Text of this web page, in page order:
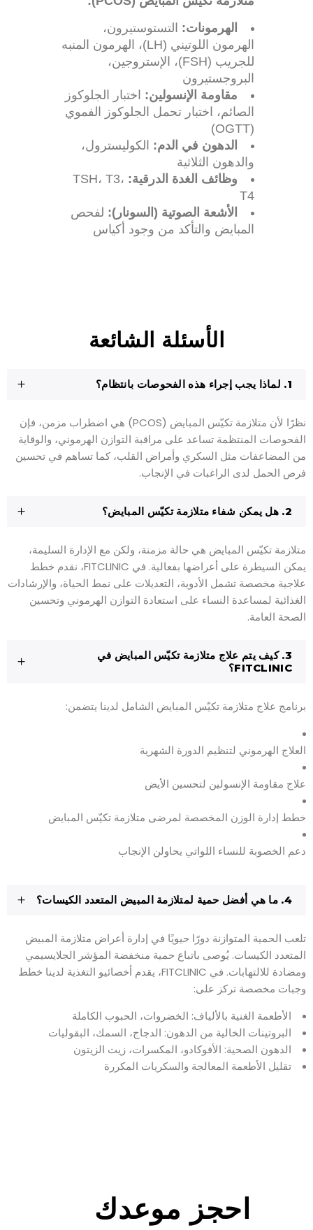
الهرمونات: التستوستيرون،
الهرمون اللوتيني (LH)، الهرمون المنبه
للجريب (FSH)، الإستروجين،
البروجستيرون
مقاومة الإنسولين: اختبار الجلوكوز
الصائم، اختبار تحمل الجلوكوز الفموي
(OGTT)
الدهون في الدم: الكوليسترول،
والدهون الثلاثية
وظائف الغدة الدرقية: TSH، T3،
T4
الأشعة الصوتية (السونار): لفحص
المبايض والتأكد من وجود أكياس
الأسئلة الشائعة
1. لماذا يجب إجراء هذه الفحوصات بانتظام؟
نظرًا لأن متلازمة تكيّس المبايض (PCOS) هي اضطراب مزمن، فإن
الفحوصات المنتظمة تساعد على مراقبة التوازن الهرموني، والوقاية
من المضاعفات مثل السكري وأمراض القلب، كما تساهم في تحسين
فرص الحمل لدى الراغبات في الإنجاب.
2. هل يمكن شفاء متلازمة تكيّس المبايض؟
متلازمة تكيّس المبايض هي حالة مزمنة، ولكن مع الإدارة السليمة،
يمكن السيطرة على أعراضها بفعالية. في FITCLINIC، نقدم خطط
علاجية مخصصة تشمل الأدوية، التعديلات على نمط الحياة، والإرشادات
الغذائية لمساعدة النساء على استعادة التوازن الهرموني وتحسين
الصحة العامة.
3. كيف يتم علاج متلازمة تكيّس المبايض في
FITCLINIC؟
برنامج علاج متلازمة تكيّس المبايض الشامل لدينا يتضمن:
العلاج الهرموني لتنظيم الدورة الشهرية
علاج مقاومة الإنسولين لتحسين الأيض
خطط إدارة الوزن المخصصة لمرضى متلازمة تكيّس المبايض
دعم الخصوبة للنساء اللواتي يحاولن الإنجاب
4. ما هي أفضل حمية لمتلازمة المبيض المتعدد الكيسات؟
تلعب الحمية المتوازنة دورًا حيويًا في إدارة أعراض متلازمة المبيض
المتعدد الكيسات. يُوصى باتباع حمية منخفضة المؤشر الجلايسيمي
ومضادة للالتهابات. في FITCLINIC، يقدم أخصائيو التغذية لدينا خطط
وجبات مخصصة تركز على:
الأطعمة الغنية بالألياف: الخضروات، الحبوب الكاملة
البروتينات الخالية من الدهون: الدجاج، السمك، البقوليات
الدهون الصحية: الأفوكادو، المكسرات، زيت الزيتون
تقليل الأطعمة المعالجة والسكريات المكررة
احجز موعدك